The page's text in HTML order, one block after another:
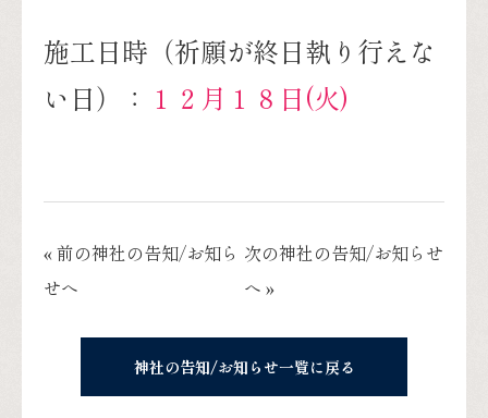
施工日時（祈願が終日執り行えな
い日）： １２月１８日(火)
« 前の神社の告知/お知ら
せへ
次の神社の告知/お知らせ
へ »
神社の告知/お知らせ一覧に戻る